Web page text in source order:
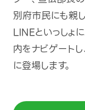
別府市民にも親
LINEといっしょ
内をナビゲート
に登場します。